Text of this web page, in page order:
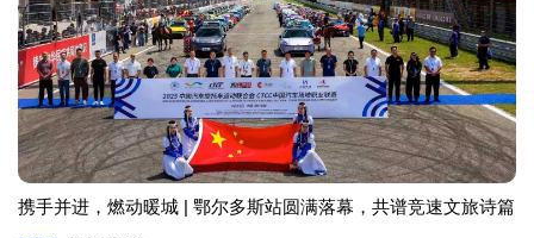
携手并进，燃动暖城 | 鄂尔多斯站圆满落幕，共谱竞速文旅诗篇